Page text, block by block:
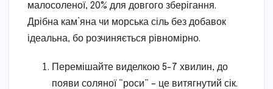
малосоленої, 20% для довгого зберігання.
Дрібна кам’яна чи морська сіль без добавок
ідеальна, бо розчиняється рівномірно.
Перемішайте виделкою 5-7 хвилин, до
появи соляної “роси” – це витягнутий сік.